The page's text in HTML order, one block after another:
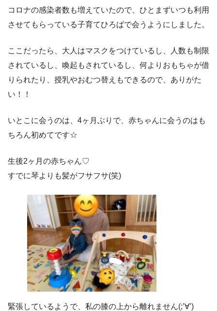
コロナの感染者数も増えていたので、ひとまずいつも利用
させてもらっている子育てひろばで会うようにしました。
ここだったら、大人はマスクをつけているし、人数も制限
されているし、喚起もされているし、何よりおもちゃが借
りられたり、授乳やおむつ替えもできるので、ありがた
い！！
いとこに会うのは、4ヶ月ぶりで、赤ちゃんに会うのはも
ちろん初めてです☆
生後2ヶ月の赤ちゃん♡
すでに琴よりも髪がフサフサ(笑)
緊張しているようで、私の膝の上から離れません(;’∀’)